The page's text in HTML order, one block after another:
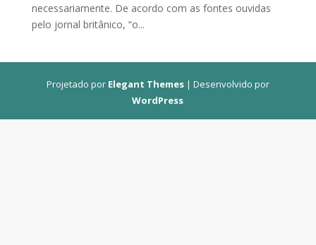
necessariamente. De acordo com as fontes ouvidas
pelo jornal britânico, “o...
Projetado por Elegant Themes| Desenvolvido por
WordPress